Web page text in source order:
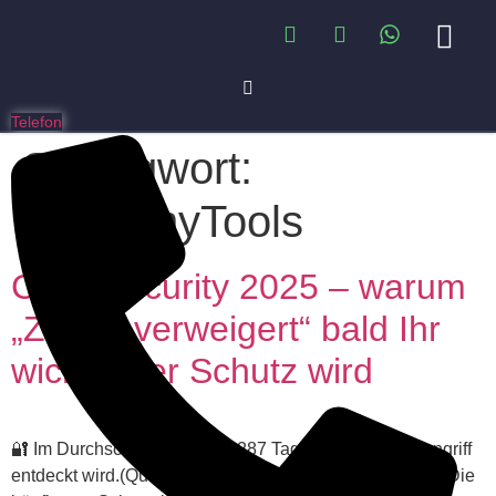
Schlagwort:
TooManyTools
Cybersecurity 2025 – warum
„Zugriff verweigert“ bald Ihr
wichtigster Schutz wird
🔐 Im Durchschnitt dauert es 287 Tage, bis ein Cyberangriff
entdeckt wird.(Quelle: IBM Cost of Data Breach Report) Die
Telefon